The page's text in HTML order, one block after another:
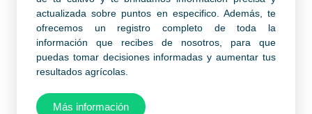
actualizada sobre puntos en especifico. Además, te
ofrecemos un registro completo de toda la
información que recibes de nosotros, para que
puedas tomar decisiones informadas y aumentar tus
resultados agrícolas.
Más información